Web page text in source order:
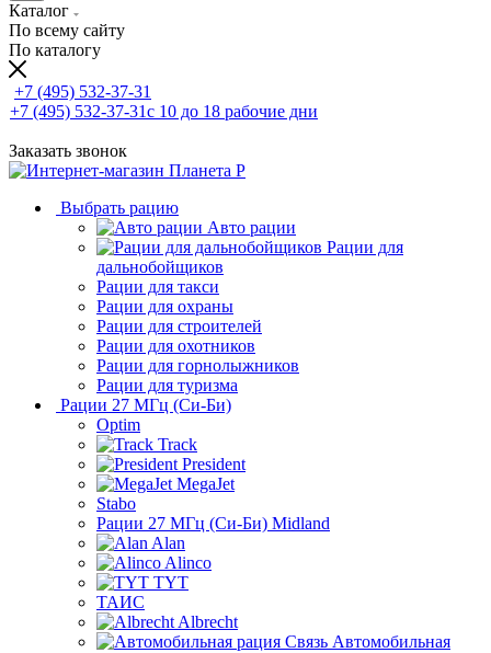
Каталог
По всему сайту
По каталогу
+7 (495) 532-37-31
+7 (495) 532-37-31с 10 до 18 рабочие дни
Заказать звонок
Выбрать рацию
Авто рации
Рации для
дальнобойщиков
Рации для такси
Рации для охраны
Рации для строителей
Рации для охотников
Рации для горнолыжников
Рации для туризма
Рации 27 МГц (Си-Би)
Optim
Track
President
MegaJet
Stabo
Рации 27 МГц (Си-Би) Midland
Alan
Alinco
TYT
ТАИС
Albrecht
Автомобильная